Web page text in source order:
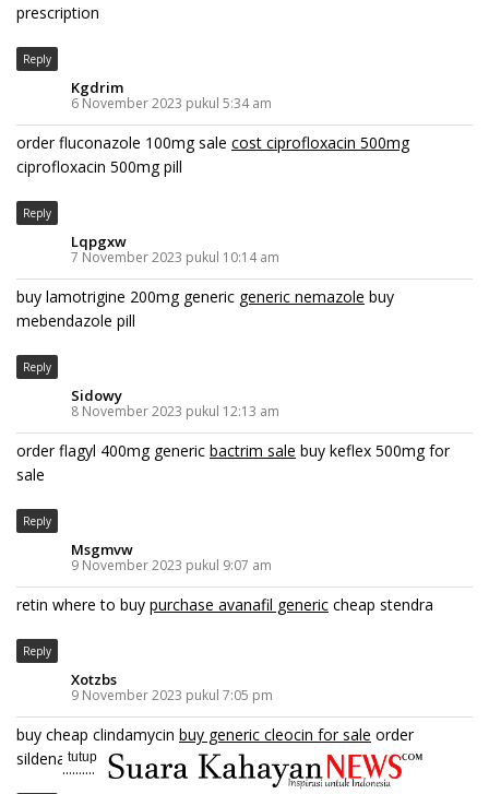
prescription
Reply
Kgdrim
6 November 2023 pukul 5:34 am
order fluconazole 100mg sale cost ciprofloxacin 500mg
ciprofloxacin 500mg pill
Reply
Lqpgxw
7 November 2023 pukul 10:14 am
buy lamotrigine 200mg generic generic nemazole buy
mebendazole pill
Reply
Sidowy
8 November 2023 pukul 12:13 am
order flagyl 400mg generic bactrim sale buy keflex 500mg for
sale
Reply
Msgmvw
9 November 2023 pukul 9:07 am
retin where to buy purchase avanafil generic cheap stendra
Reply
Xotzbs
9 November 2023 pukul 7:05 pm
buy cheap clindamycin buy generic cleocin for sale order
sildenafiltutup
..........